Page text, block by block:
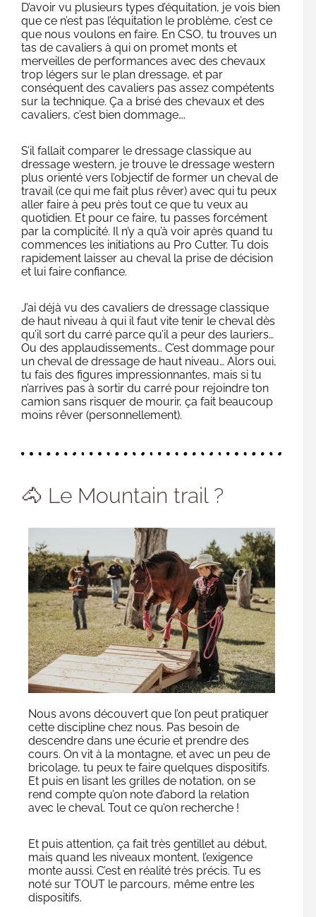
D’avoir vu plusieurs types d’équitation, je vois bien
que ce n’est pas l’équitation le problème, c’est ce
que nous voulons en faire. En CSO, tu trouves un
tas de cavaliers à qui on promet monts et
merveilles de performances avec des chevaux
trop légers sur le plan dressage, et par
conséquent des cavaliers pas assez compétents
sur la technique. Ça a brisé des chevaux et des
cavaliers, c’est bien dommage….
S’il fallait comparer le dressage classique au
dressage western, je trouve le dressage western
plus orienté vers l’objectif de former un cheval de
travail (ce qui me fait plus rêver) avec qui tu peux
aller faire à peu près tout ce que tu veux au
quotidien. Et pour ce faire, tu passes forcément
par la complicité. Il n’y a qu’à voir après quand tu
commences les initiations au Pro Cutter. Tu dois
rapidement laisser au cheval la prise de décision
et lui faire confiance.
J’ai déjà vu des cavaliers de dressage classique
de haut niveau à qui il faut vite tenir le cheval dès
qu’il sort du carré parce qu’il a peur des lauriers…
Ou des applaudissements… C’est dommage pour
un cheval de dressage de haut niveau… Alors oui,
tu fais des figures impressionnantes, mais si tu
n’arrives pas à sortir du carré pour rejoindre ton
camion sans risquer de mourir, ça fait beaucoup
moins rêver (personnellement).
🐴 Le Mountain trail ?
Nous avons découvert que l’on peut pratiquer
cette discipline chez nous. Pas besoin de
descendre dans une écurie et prendre des
cours. On vit à la montagne, et avec un peu de
bricolage, tu peux te faire quelques dispositifs.
Et puis en lisant les grilles de notation, on se
rend compte qu’on note d’abord la relation
avec le cheval. Tout ce qu’on recherche !
Et puis attention, ça fait très gentillet au début,
mais quand les niveaux montent, l’exigence
monte aussi. C’est en réalité très précis. Tu es
noté sur TOUT le parcours, même entre les
dispositifs.